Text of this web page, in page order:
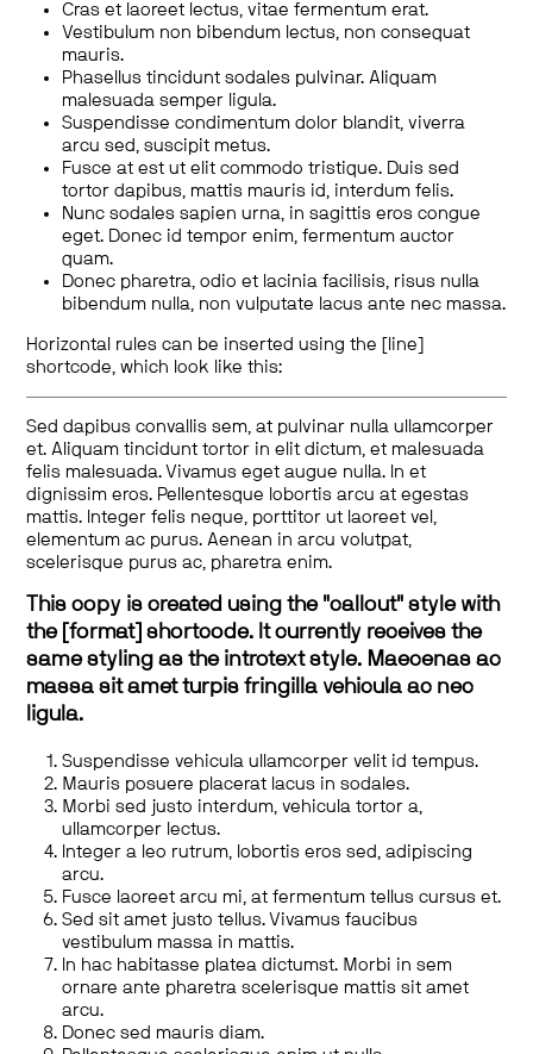
Cras et laoreet lectus, vitae fermentum erat.
Vestibulum non bibendum lectus, non consequat
mauris.
Phasellus tincidunt sodales pulvinar. Aliquam
malesuada semper ligula.
Suspendisse condimentum dolor blandit, viverra
arcu sed, suscipit metus.
Fusce at est ut elit commodo tristique. Duis sed
tortor dapibus, mattis mauris id, interdum felis.
Nunc sodales sapien urna, in sagittis eros congue
eget. Donec id tempor enim, fermentum auctor
quam.
Donec pharetra, odio et lacinia facilisis, risus nulla
bibendum nulla, non vulputate lacus ante nec massa.
Horizontal rules can be inserted using the [line]
shortcode, which look like this:
Sed dapibus convallis sem, at pulvinar nulla ullamcorper
et. Aliquam tincidunt tortor in elit dictum, et malesuada
felis malesuada. Vivamus eget augue nulla. In et
dignissim eros. Pellentesque lobortis arcu at egestas
mattis. Integer felis neque, porttitor ut laoreet vel,
elementum ac purus. Aenean in arcu volutpat,
scelerisque purus ac, pharetra enim.
This copy is created using the "callout" style with
the [format] shortcode. It currently receives the
same styling as the introtext style. Maecenas ac
massa sit amet turpis fringilla vehicula ac nec
ligula.
Suspendisse vehicula ullamcorper velit id tempus.
Mauris posuere placerat lacus in sodales.
Morbi sed justo interdum, vehicula tortor a,
ullamcorper lectus.
Integer a leo rutrum, lobortis eros sed, adipiscing
arcu.
Fusce laoreet arcu mi, at fermentum tellus cursus et.
Sed sit amet justo tellus. Vivamus faucibus
vestibulum massa in mattis.
In hac habitasse platea dictumst. Morbi in sem
ornare ante pharetra scelerisque mattis sit amet
arcu.
Donec sed mauris diam.